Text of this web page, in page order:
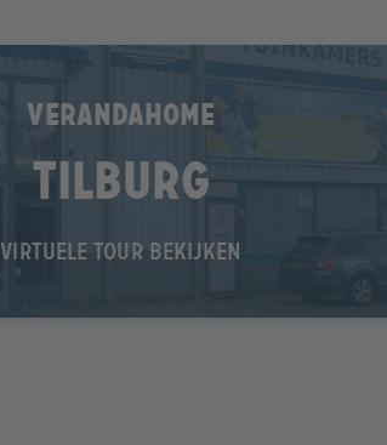
VERANDAHOME
Tilburg
VIRTUELE TOUR BEKIJKEN